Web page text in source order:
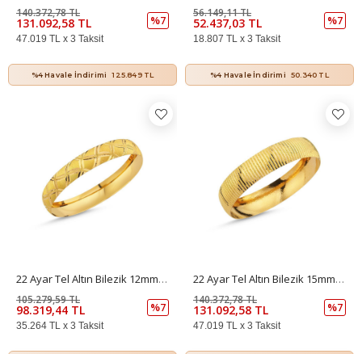
131.092,58 TL
140.372,78 TL
%7
47.019 TL x 3 Taksit
%4 Havale İndirimi 125.849 TL
52.437,03 TL
56.149,11 TL
%7
18.807 TL x 3 Taksit
%4 Havale İndirimi 50.340 TL
22 Ayar Tel Altın Bilezik 12mm 15 Gr
98.319,44 TL
105.279,59 TL
%7
35.264 TL x 3 Taksit
22 Ayar Tel Altın Bilezik 15mm 20 Gr
131.092,58 TL
140.372,78 TL
%7
47.019 TL x 3 Taksit